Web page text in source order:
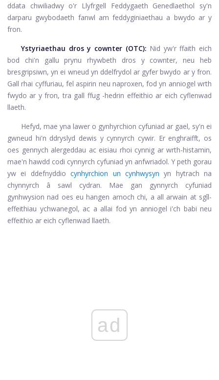
ddata chwiliadwy o'r Llyfrgell Feddygaeth Genedlaethol sy'n
darparu gwybodaeth fanwl am feddyginiaethau a bwydo ar y
fron.
Ystyriaethau dros y cownter (OTC): Nid yw'r ffaith eich
bod chi'n gallu prynu rhywbeth dros y cownter, neu heb
bresgripsiwn, yn ei wneud yn ddelfrydol ar gyfer bwydo ar y fron.
Gall rhai cyffuriau, fel aspirin neu naproxen, fod yn anniogel wrth
fwydo ar y fron, tra gall ffug -hedrin effeithio ar eich cyflenwad
llaeth.
Hefyd, mae yna lawer o gynhyrchion cyfuniad ar gael, sy'n ei
gwneud hi'n ddryslyd dewis y cynnyrch cywir. Er enghraifft, os
oes gennych alergeddau ac eisiau rhoi cynnig ar wrth-histamin,
mae'n hawdd codi cynnyrch cyfuniad yn anfwriadol. Y peth gorau
yw ei ddefnyddio cynhyrchion un cynhwysyn yn hytrach na
chynnyrch â sawl cydran. Mae gan gynnyrch cyfuniad
gynhwysion nad oes eu hangen arnoch chi, a all arwain at sgîl-
effeithiau ychwanegol, ac a allai fod yn anniogel i'ch babi neu
effeithio ar eich cyflenwad llaeth.
ad